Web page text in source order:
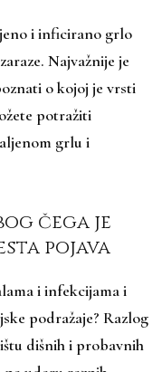
i inficirano grlo
Najvažnije je
o kojoj je vrsti
potražiti
grlu i
čega je
pojava
i infekcijama i
podražaje? Razlog
dišnih i probavnih